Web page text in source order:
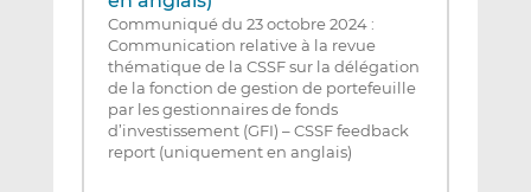
Communiqué du 23 octobre 2024 :
Communication relative à la revue
thématique de la CSSF sur la délégation
de la fonction de gestion de portefeuille
par les gestionnaires de fonds
d’investissement (GFI) – CSSF feedback
report (uniquement en anglais)